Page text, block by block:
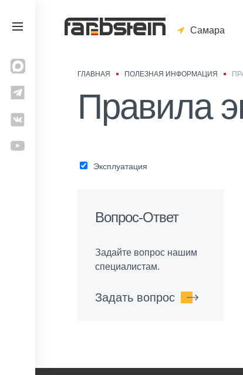
Самара
ГЛАВНАЯ ПОЛЕЗНАЯ ИНФОРМАЦИЯ
Правила
Эксплуатация
Вопрос-Ответ
Задайте вопрос нашим
специалистам.
Задать вопрос